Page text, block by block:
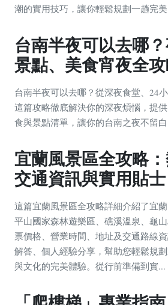
潮的實用技巧，讓你輕鬆規劃一趟完美
台南半夜可以去哪
景點、美食宵夜全
台南半夜可以去哪？從深夜食堂、24
這篇攻略徹底解決你的深夜煩惱，提
食與景點清單，讓你的台南之夜不留白
宜蘭風景區全攻略：
交通資訊與實用貼士
這篇宜蘭風景區全攻略詳細介紹了宜
平山國家森林遊樂區、礁溪溫泉、龜
票價格、營業時間、地址及交通路線
解答、個人經驗分享，幫助您輕鬆規
與文化的完美體驗。從行前準備到實...